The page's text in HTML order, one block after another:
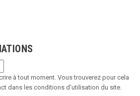
à tout moment. Vous trouverez pour cela
dans les conditions d'utilisation du site.